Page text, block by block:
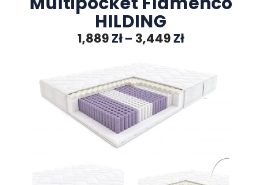
HILDING
1,889Zł– 3,449Zł